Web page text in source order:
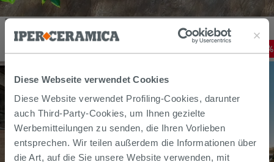
Diese Webseite verwendet Cookies
Diese Website verwendet Profiling-Cookies, darunter
auch Third-Party-Cookies, um Ihnen gezielte
Werbemitteilungen zu senden, die Ihren Vorlieben
entsprechen. Wir teilen außerdem die Informationen über
die Art, auf die Sie unsere Website verwenden, mit
Fliese Santorini Black XOUT 60x60 Feinsteinzeug für
Außenbereich Stärke 20 mm Schiefer-Steinoptik Schwarz
33,58€ /M241,99€ ,00%